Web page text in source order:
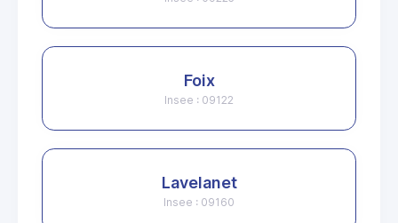
Foix
Insee : 09122
Lavelanet
Insee : 09160